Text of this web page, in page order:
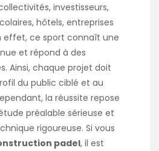
investisseurs,
hôtels, entreprises
effet, ce sport connaît une
et répond à des
Ainsi, chaque projet doit
du public ciblé et au
la réussite repose
préalable sérieuse et
rigoureuse. Si vous
padel, il est